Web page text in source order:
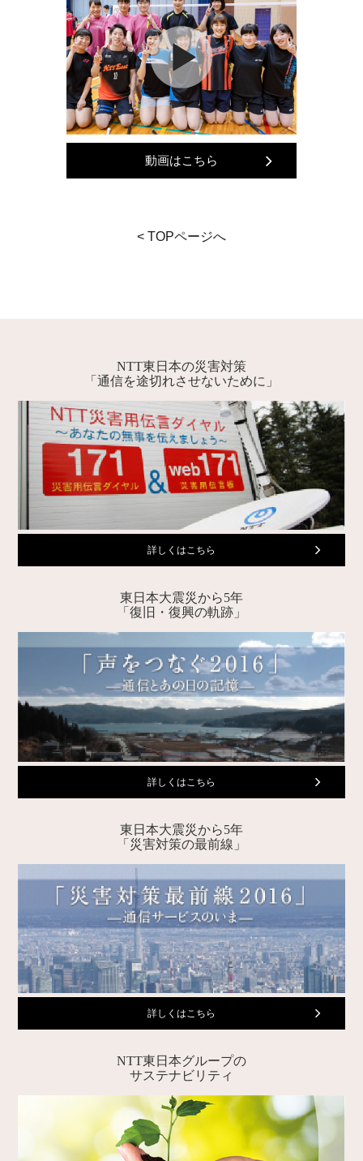
動画はこちら
< TOPページへ
NTT東日本の災害対策
「通信を途切れさせないために」
詳しくはこちら
東日本大震災から5年
「復旧・復興の軌跡」
詳しくはこちら
東日本大震災から5年
「災害対策の最前線」
詳しくはこちら
NTT東日本グループの
サステナビリティ